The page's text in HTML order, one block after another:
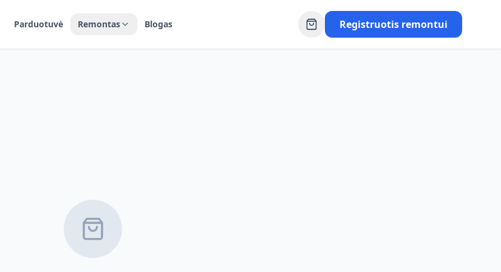
Parduotuvė Remontas Blogas Registruotis remontui